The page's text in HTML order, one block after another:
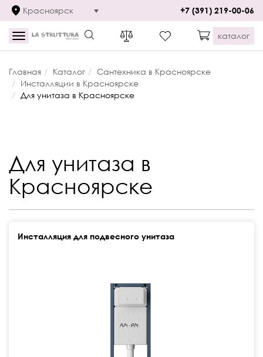
Красноярск +7 (391) 219-00-06
Toggle
navigation
каталог
Главная Каталог
Сантехника в Красноярске
Инсталляции в Красноярске
Для унитаза в Красноярске
Для унитаза в
Красноярске
Инсталляция для подвесного унитаза